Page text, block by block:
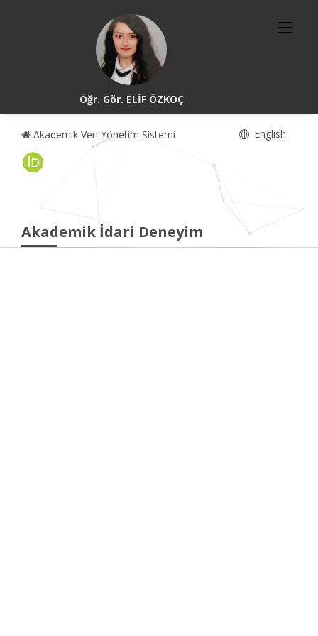
Öğr. Gör. ELİF ÖZKOÇ
Akademik Veri Yönetim Sistemi English
Akademik İdari Deneyim